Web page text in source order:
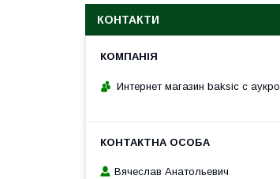
КОНТАКТИ
Интернет магазин baksic с аукро
Вячеслав Анатольевич